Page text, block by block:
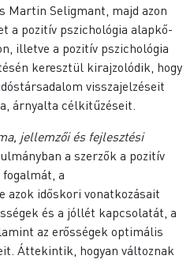
Martin Seligmant, majd azon
a pozitív pszichológia alapkő-
illetve a pozitív pszichológia
keresztül kirajzolódik, hogy
visszajelzéseit
árnyalta célkitűzéseit.
jellemzői és fejlesztési
a szerzők a pozitív
a
azok időskori vonatkozásait
és a jóllét kapcsolatát, a
az erősségek optimális
Áttekintik, hogyan változnak